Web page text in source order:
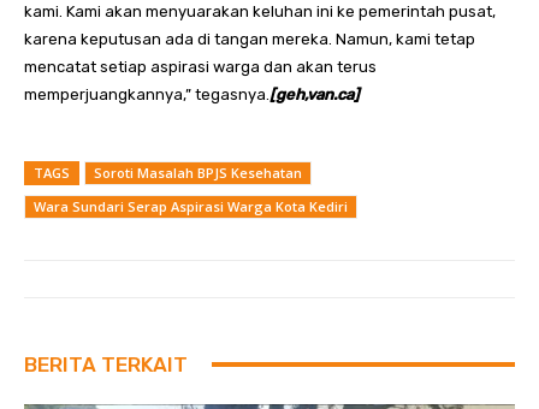
kami. Kami akan menyuarakan keluhan ini ke pemerintah pusat,
karena keputusan ada di tangan mereka. Namun, kami tetap
mencatat setiap aspirasi warga dan akan terus
memperjuangkannya,” tegasnya. [geh,van.ca]
TAGS
Soroti Masalah BPJS Kesehatan
Wara Sundari Serap Aspirasi Warga Kota Kediri
BERITA TERKAIT